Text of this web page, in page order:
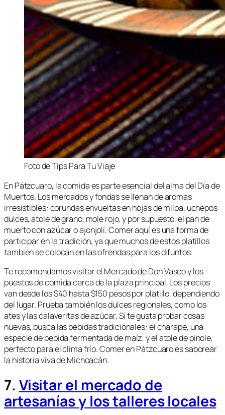
Foto de Tips Para Tu Viaje
En Pátzcuaro, la comida es parte esencial del alma del Día de
Muertos. Los mercados y fondas se llenan de aromas
irresistibles: corundas envueltas en hojas de milpa, uchepos
dulces, atole de grano, mole rojo, y por supuesto, el pan de
muerto con azúcar o ajonjolí. Comer aquí es una forma de
participar en la tradición, ya que muchos de estos platillos
también se colocan en las ofrendas para los difuntos.
Te recomendamos visitar el Mercado de Don Vasco y los
puestos de comida cerca de la plaza principal. Los precios
van desde los $40 hasta $150 pesos por platillo, dependiendo
del lugar. Prueba también los dulces regionales, como los
ates y las calaveritas de azúcar. Si te gusta probar cosas
nuevas, busca las bebidas tradicionales: el charape, una
especie de bebida fermentada de maíz, y el atole de pinole,
perfecto para el clima frío. Comer en Pátzcuaro es saborear
la historia viva de Michoacán.
7. Visitar el mercado de
artesanías y los talleres locales